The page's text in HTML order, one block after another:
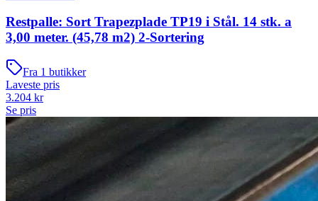
Restpalle: Sort Trapezplade TP19 i Stål. 14 stk. a
3,00 meter. (45,78 m2) 2-Sortering
Fra 1 butikker
Laveste pris
3.204 kr
Se pris